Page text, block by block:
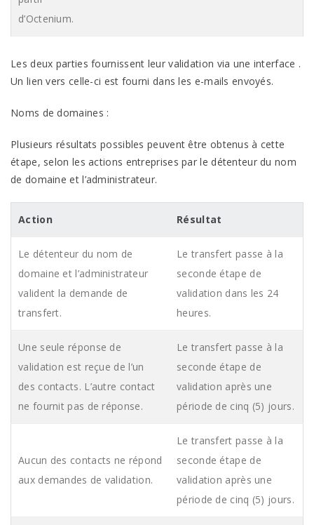
d’Octenium.
Les deux parties fournissent leur validation via une interface .
Un lien vers celle-ci est fourni dans les e-mails envoyés.
Noms de domaines :
Plusieurs résultats possibles peuvent être obtenus à cette
étape, selon les actions entreprises par le détenteur du nom
de domaine et l’administrateur.
Action Résultat
Le détenteur du nom de
domaine et l’administrateur
valident la demande de
transfert.
Le transfert passe à la
seconde étape de
validation dans les 24
heures.
Une seule réponse de
validation est reçue de l’un
des contacts. L’autre contact
ne fournit pas de réponse.
Le transfert passe à la
seconde étape de
validation après une
période de cinq (5) jours.
Aucun des contacts ne répond
aux demandes de validation.
Le transfert passe à la
seconde étape de
validation après une
période de cinq (5) jours.